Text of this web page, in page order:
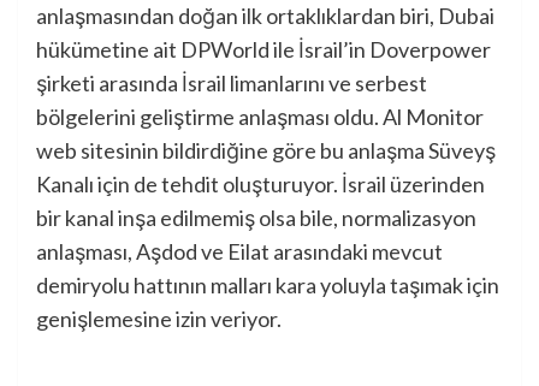
anlaşmasından doğan ilk ortaklıklardan biri, Dubai
hükümetine ait DPWorld ile İsrail’in Doverpower
şirketi arasında İsrail limanlarını ve serbest
bölgelerini geliştirme anlaşması oldu. Al Monitor
web sitesinin bildirdiğine göre bu anlaşma Süveyş
Kanalı için de tehdit oluşturuyor. İsrail üzerinden
bir kanal inşa edilmemiş olsa bile, normalizasyon
anlaşması, Aşdod ve Eilat arasındaki mevcut
demiryolu hattının malları kara yoluyla taşımak için
genişlemesine izin veriyor.